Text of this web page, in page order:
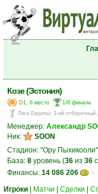
Козе (Эстония)
D1, 6 место
1/8 финала
Лига Европы: 3-ий отборочный
Менеджер: Александр
Ник:
SOON
Стадион: "Ору
База: 8 уровень (36 из 36
Финансы: 14 086 206
=
Игроки
Матчи Сделки